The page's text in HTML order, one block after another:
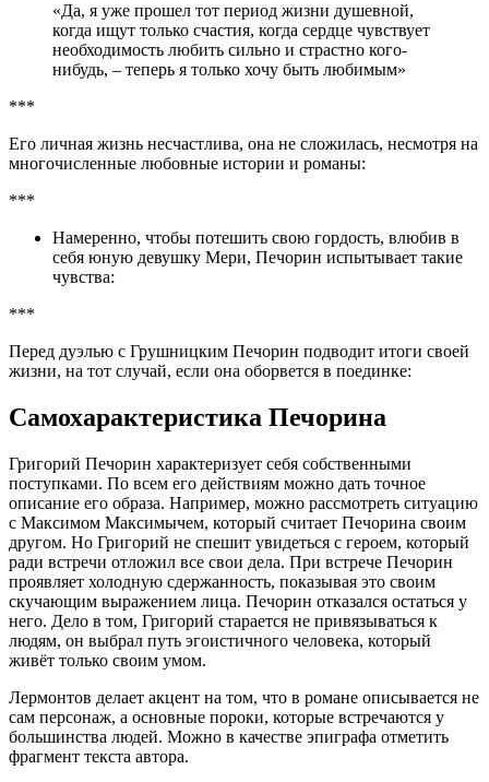
«Да, я уже прошел тот период жизни душевной,
когда ищут только счастия, когда сердце чувствует
необходимость любить сильно и страстно кого-
нибудь, – теперь я только хочу быть любимым»
***
Его личная жизнь несчастлива, она не сложилась, несмотря на
многочисленные любовные истории и романы:
***
Намеренно, чтобы потешить свою гордость, влюбив в
себя юную девушку Мери, Печорин испытывает такие
чувства:
***
Перед дуэлью с Грушницким Печорин подводит итоги своей
жизни, на тот случай, если она оборвется в поединке:
Самохарактеристика Печорина
Григорий Печорин характеризует себя собственными
поступками. По всем его действиям можно дать точное
описание его образа. Например, можно рассмотреть ситуацию
с Максимом Максимычем, который считает Печорина своим
другом. Но Григорий не спешит увидеться с героем, который
ради встречи отложил все свои дела. При встрече Печорин
проявляет холодную сдержанность, показывая это своим
скучающим выражением лица. Печорин отказался остаться у
него. Дело в том, Григорий старается не привязываться к
людям, он выбрал путь эгоистичного человека, который
живёт только своим умом.
Лермонтов делает акцент на том, что в романе описывается не
сам персонаж, а основные пороки, которые встречаются у
большинства людей. Можно в качестве эпиграфа отметить
фрагмент текста автора.